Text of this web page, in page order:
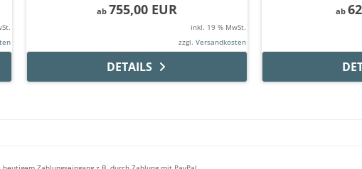
ab 755,00 EUR
inkl. 19 % MwSt.
zzgl. Versandkosten
DETAILS
ab